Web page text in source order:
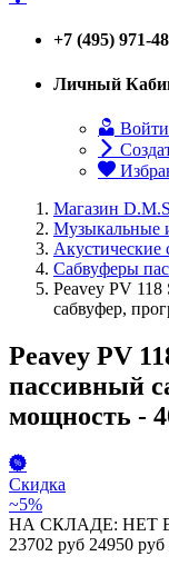
+7 (495) 971-
Личный
Магазин D.M.S
Музыкальные
Акустические
Сабвуферы
Peavey PV
сабвуфер,
Peavey PV
пассивный
мощность -
Скидка
~5%
НА СКЛАДЕ: НЕТ
23702 руб 24950 руб